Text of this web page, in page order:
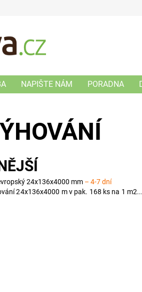
NAPIŠTE NÁM PORADNA
24x136x4000 mm – 4-7 dní
24x136x4000 m v pak. 168 ks na 1 m2...